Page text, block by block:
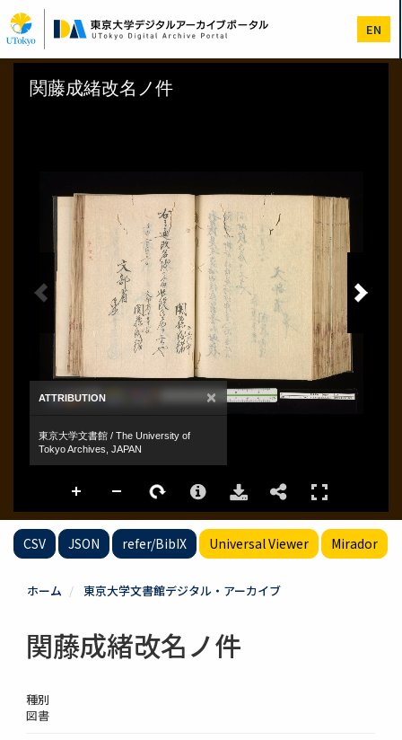
イ
ン
コ
EN
CSV JSON refer/BibIX Universal Viewer Mirador
ホーム 東京大学文書館デジタル・アーカイブ
関藤成緒改名ノ件
種別
図書